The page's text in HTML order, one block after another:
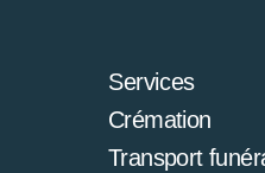
Services
Crémation
Transport